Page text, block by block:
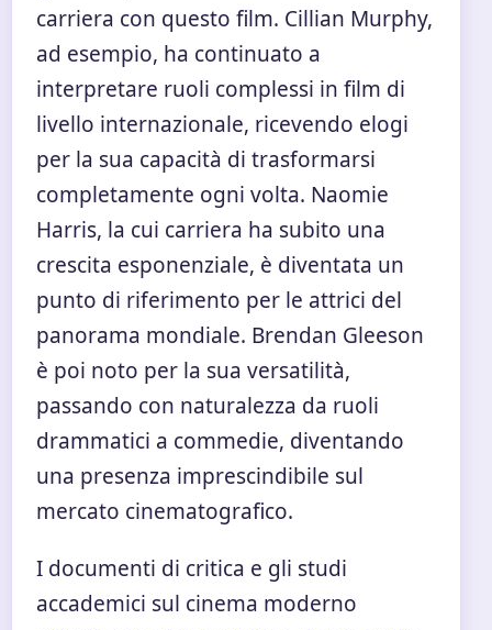
carriera con questo film. Cillian Murphy,
ad esempio, ha continuato a
interpretare ruoli complessi in film di
livello internazionale, ricevendo elogi
per la sua capacità di trasformarsi
completamente ogni volta. Naomie
Harris, la cui carriera ha subito una
crescita esponenziale, è diventata un
punto di riferimento per le attrici del
panorama mondiale. Brendan Gleeson
è poi noto per la sua versatilità,
passando con naturalezza da ruoli
drammatici a commedie, diventando
una presenza imprescindibile sul
mercato cinematografico.
I documenti di critica e gli studi
accademici sul cinema moderno